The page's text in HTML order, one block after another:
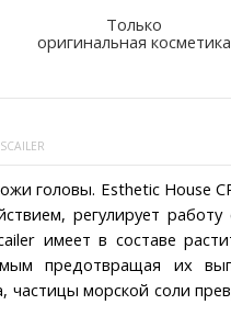
Только
оригинальная косметика
головы. Esthetic House
регулирует работу
имеет в составе
предотвращая их
частицы морской соли